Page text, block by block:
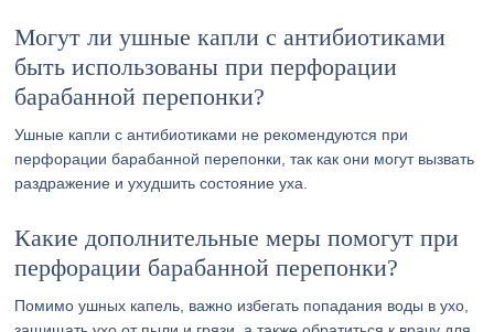
Могут ли ушные капли с антибиотиками
быть использованы при перфорации
барабанной перепонки?
Ушные капли с антибиотиками не рекомендуются при
перфорации барабанной перепонки, так как они могут вызвать
раздражение и ухудшить состояние уха.
Какие дополнительные меры помогут при
перфорации барабанной перепонки?
Помимо ушных капель, важно избегать попадания воды в ухо,